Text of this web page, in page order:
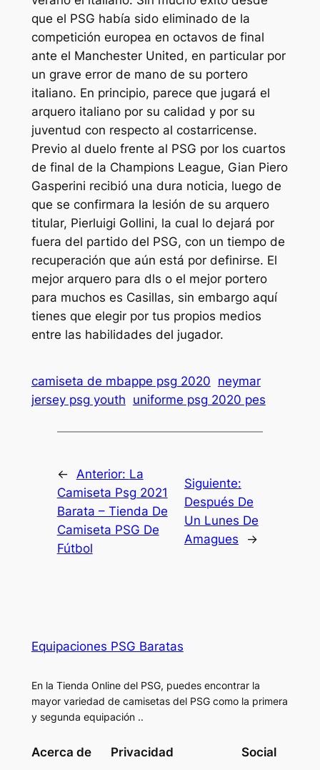
que el PSG había sido eliminado de la
competición europea en octavos de final
ante el Manchester United, en particular por
un grave error de mano de su portero
italiano. En principio, parece que jugará el
arquero italiano por su calidad y por su
juventud con respecto al costarricense.
Previo al duelo frente al PSG por los cuartos
de final de la Champions League, Gian Piero
Gasperini recibió una dura noticia, luego de
que se confirmara la lesión de su arquero
titular, Pierluigi Gollini, la cual lo dejará por
fuera del partido del PSG, con un tiempo de
recuperación que aún está por definirse. El
mejor arquero para dls o el mejor portero
para muchos es Casillas, sin embargo aquí
tienes que elegir por tus propios medios
entre las habilidades del jugador.
camiseta de mbappe psg 2020 neymar
jersey psg youth uniforme psg 2020 pes
← Anterior: La
Camiseta Psg 2021
Barata – Tienda De
Camiseta PSG De
Fútbol
Siguiente:
Después De
Un Lunes De
Amagues
→
Equipaciones PSG Baratas
En la Tienda Online del PSG, puedes encontrar la
mayor variedad de camisetas del PSG como la primera
y segunda equipación ..
Acerca de Privacidad Social